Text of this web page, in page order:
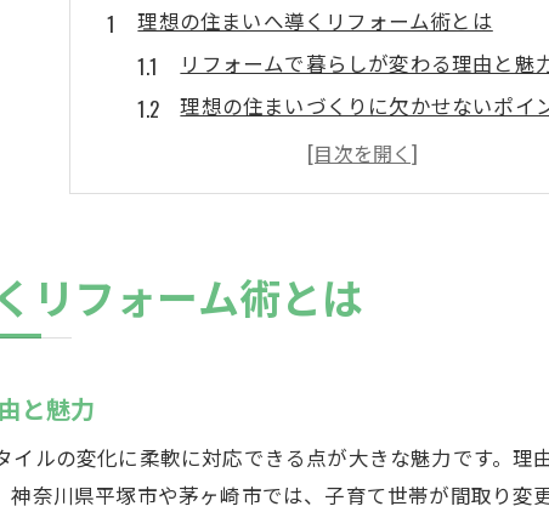
理想の住まいへ導くリフォーム術とは
リフォームで暮らしが変わる理由と魅
理想の住まいづくりに欠かせないポイ
リフォーム成功へのステップと注意点
家族構成とライフスタイル別リフォー
茅ヶ崎市や平塚市で快適リフォーム実現
リフォームで地域特性を活かす方法
地元リフォーム業者の強みと活用法
快適な住まいを実現するリフォームポ
リフォーム術とは
と魅力
イルの変化に柔軟に対応できる点が大きな魅力です。
奈川県平塚市や茅ヶ崎市では、子育て世帯が間取り